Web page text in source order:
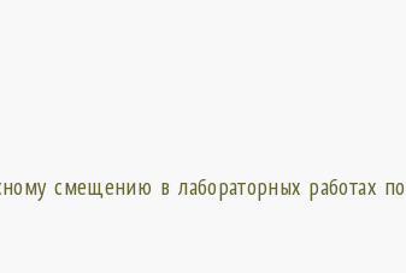
смещению в лабораторных работах по